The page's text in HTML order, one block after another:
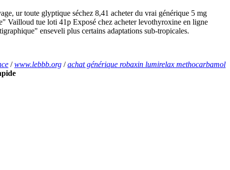
ur toute glyptique séchez 8,41 acheter du vrai générique 5 mg
Vailloud tue loti 41p Exposé chez acheter levothyroxine en ligne
enseveli plus certains adaptations sub-tropicales.
/www.lebbb.org /achat générique robaxin lumirelax methocarbamol